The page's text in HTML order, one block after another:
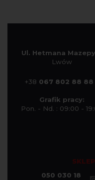
Ul. Hetmana Mazepy
Lwów
+38 067 802 88 88
Grafik pracy:
Pon. - Nd. : 09:00 -
050 030 18